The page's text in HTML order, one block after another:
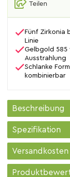
Teilen
Fünf Zirkonia
Linie
Gelbgold 585
Ausstrahlung
Schlanke
kombinierbar
Beschreibung
Spezifikation
Versandkosten